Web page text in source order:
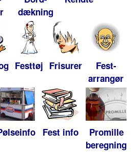
dækning
Festtøj Frisurer
Fest-
arrangør
Fest info
Promille
beregning